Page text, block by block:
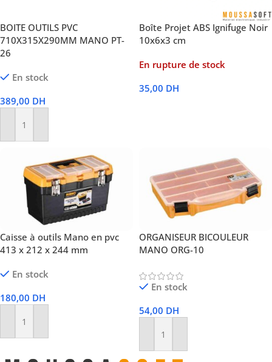
BOITE OUTILS PVC
710X315X290MM MANO PT-
26
En stock
389,00 DH
Ajouter Au Panier
Boîte Projet ABS Ignifuge Noir
10x6x3 cm
En rupture de stock
35,00 DH
Caisse à outils Mano en pvc
413 x 212 x 244 mm
En stock
180,00 DH
Ajouter Au Panier
ORGANISEUR BICOULEUR
MANO ORG-10
En stock
54,00 DH
Ajouter Au Panier